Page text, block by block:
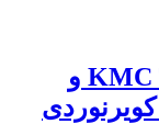
مقایسه قابلیت‌های آفرودی KMC T8 و